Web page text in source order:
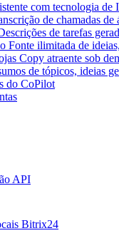
com tecnologia
de chamadas
de tarefas
Fonte ilimitada de
Copy atraente sob
de tópicos, ideias
do CoPilot
API
Bitrix24